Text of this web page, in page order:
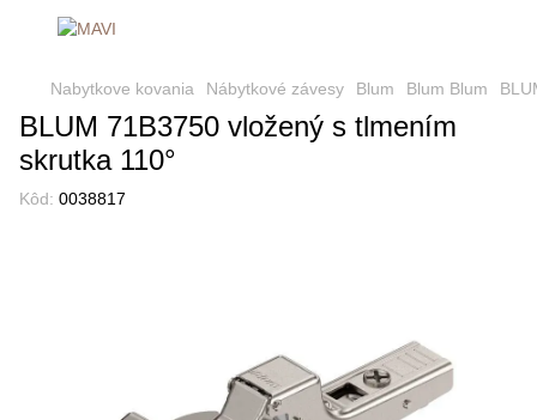
Nabytkove kovania Nábytkové závesy Blum Blum Blum
BLUM 71B3750 vložený s tlmením
skrutka 110°
Kôd: 0038817